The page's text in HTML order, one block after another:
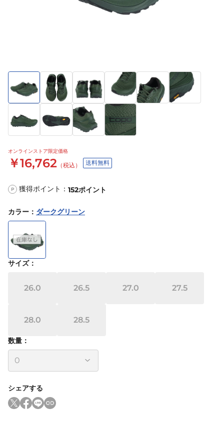
オンラインストア限定価格
￥16,762 （税込） 送料無料
P 獲得ポイント： 152ポイント
カラー ： ダークグリーン
サイズ：
26.0 26.5 27.0 27.5
28.0 28.5
数量：
シェアする